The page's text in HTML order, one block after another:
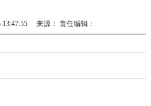
13:47:55 来源： 责任编辑：